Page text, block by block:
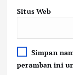
Situs Web
Simpan
peramban ini